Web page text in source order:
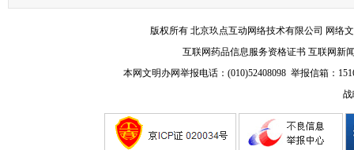
版权所有 北京玖点互动网络技术有限公司 网络
互联网药品信息服务资格证书 互联网新
本网文明办网举报电话：(010)52408098 举报信箱：